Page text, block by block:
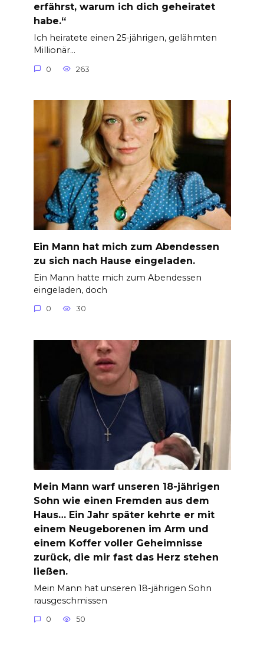
erfährst, warum ich dich geheiratet
habe.“
Ich heiratete einen 25-jährigen, gelähmten
Millionär…
0 263
Ein Mann hat mich zum Abendessen
zu sich nach Hause eingeladen.
Ein Mann hatte mich zum Abendessen
eingeladen, doch
0 30
Mein Mann warf unseren 18-jährigen
Sohn wie einen Fremden aus dem
Haus… Ein Jahr später kehrte er mit
einem Neugeborenen im Arm und
einem Koffer voller Geheimnisse
zurück, die mir fast das Herz stehen
ließen.
Mein Mann hat unseren 18-jährigen Sohn
rausgeschmissen
0 50